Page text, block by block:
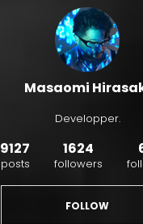
Masaomi
Developper.
9127
posts
1624
followers
FOLLOW